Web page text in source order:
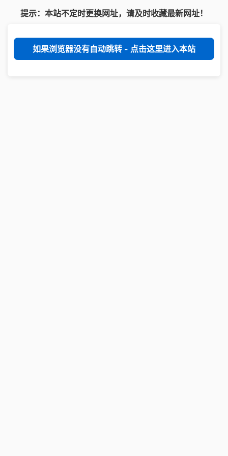
提示：本站不定时更换网址，请及时收藏最新网址！
如果浏览器没有自动跳转 - 点击这里进入本站